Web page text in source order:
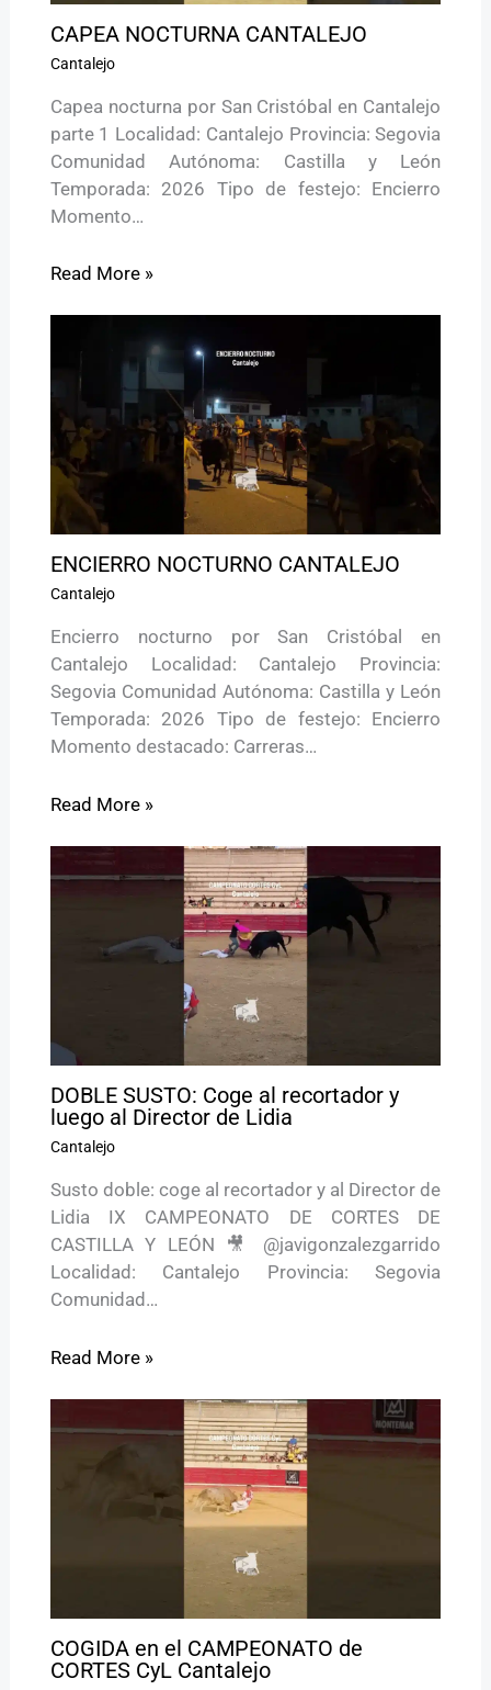
CAPEA NOCTURNA CANTALEJO
Cantalejo
Capea nocturna por San Cristóbal en Cantalejo
parte 1 Localidad: Cantalejo Provincia: Segovia
Comunidad Autónoma: Castilla y León
Temporada: 2026 Tipo de festejo: Encierro
Momento…
Read More »
ENCIERRO NOCTURNO CANTALEJO
Cantalejo
Encierro nocturno por San Cristóbal en
Cantalejo Localidad: Cantalejo Provincia:
Segovia Comunidad Autónoma: Castilla y León
Temporada: 2026 Tipo de festejo: Encierro
Momento destacado: Carreras…
Read More »
DOBLE SUSTO: Coge al recortador y
luego al Director de Lidia
Cantalejo
Susto doble: coge al recortador y al Director de
Lidia IX CAMPEONATO DE CORTES DE
CASTILLA Y LEÓN 🎥 @javigonzalezgarrido
Localidad: Cantalejo Provincia: Segovia
Comunidad…
Read More »
COGIDA en el CAMPEONATO de
CORTES CyL Cantalejo